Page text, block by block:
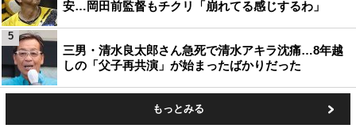
安…岡田前監督もチクリ「崩れてる感じするわ」
三男・清水良太郎さん急死で清水アキラ沈痛…8年越
しの「父子再共演」が始まったばかりだった
5
もっとみる